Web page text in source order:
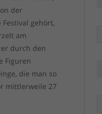
der
gehört,
am
durch den
Figuren
die man so
mittlerweile 27